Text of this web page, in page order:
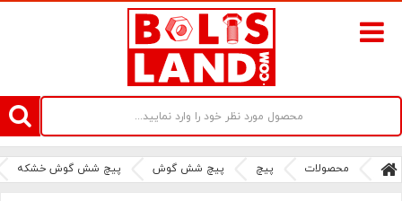
سامانه آنلاین فروش پیچ و مهره های صنعتی بولتز لند | سرزمین پیچ
محصولات پیچ پیچ شش گوش پیچ شش گوش خشکه